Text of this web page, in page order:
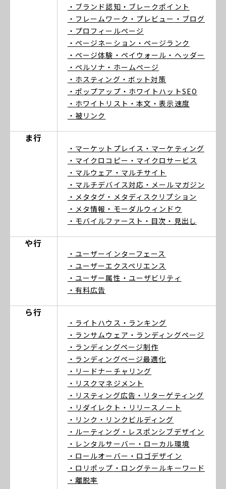
・ブランド認知 ・ブレークポイント
・フレームワーク ・プレビュー ・ブログ
・プロフィールページ
・ページネーション ・ページランク
・ページ体験 ・ペイウォール ・ヘッダー
・ペルソナ ・ホームページ
・ホスティング ・ボット対策
・ポップアップ ・ホワイトハットSEO
・ホワイトリスト ・本文 ・表示速度
・被リンク
ま行
・マーケットプレイス ・マーケティング
・マイクロコピー ・マイクロサービス
・マルウェア ・マルチサイト
・マルチデバイス対応 ・メールマガジン
・メタタグ ・メタディスクリプション
・メタ情報 ・モーダルウィンドウ
・モバイルファースト ・目次 ・見出し
や行
・ユーザーインターフェース
・ユーザーエクスペリエンス
・ユーザー属性 ・ユーザビリティ
・有料広告
ら行
・ライトハウス ・ランキング
・ランサムウェア ・ランディングページ
・ランディングページ制作
・ランディングページ最適化
・リードナーチャリング
・リスクマネジメント
・リスティング広告 ・リターゲティング
・リダイレクト ・リリースノート
・リンク ・リンクビルディング
・ルーティング ・レスポンシブデザイン
・レンタルサーバー ・ローカル環境
・ロールオーバー ・ロゴデザイン
・ロリポップ ・ロングテールキーワード
・離脱率